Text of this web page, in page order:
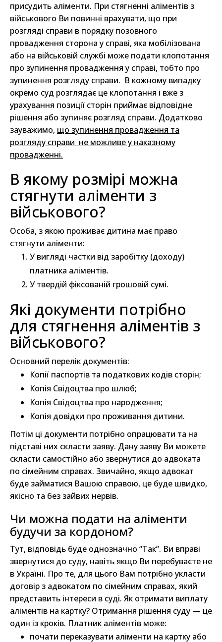
присудить аліменти. При стягненні аліментів з
військового Ви повинні врахувати, що при
розгляді справи в порядку позовного
провадження сторона у справі, яка мобілізована
або на військовій службі може подати клопотання
про зупинення провадження у справі, тобто про
зупинення розгляду справи. В кожному випадку
окремо суд розглядає це клопотання і вже з
урахування позиції сторін приймає відповідне
рішення або зупиняє розгляд справи. Додатково
зауважимо, що зупинення провадження та
розгляду справи не можливе у наказному
провадженні.
В якому розмірі можна
стягнути аліменти з
військового?
Особа, з якою проживає дитина має право
стягнути аліменти:
У вигляді частки від заробітку (доходу)
платника аліментів.
У твердій фіксованій грошовій сумі.
Які документи потрібно
для стягнення аліментів з
військового?
Основний перелік документів:
Копії паспортів та податкових кодів сторін;
Копія Свідоцтва про шлюб;
Копія Свідоцтва про народження;
Копія довідки про проживання дитини.
Потім ці документи потрібно опрацювати та на
підставі них скласти заяву. Дану заяву Ви можете
скласти самостійно або звернутися до адвоката
по сімейним справах. Звичайно, якщо адвокат
буде займатися Вашою справою, це буде швидко,
якісно та без зайвих нервів.
Чи можна подати на аліменти
будучи за кордоном?
Тут, відповідь буде однозначно “Так”. Ви вправі
звернутися до суду, навіть якщо Ви перебуваєте не
в Україні. Про те, для цього Вам потрібно укласти
договір з адвокатом по сімейним справах, який
представить інтереси в суді. Як отримати виплату
аліментів на картку? Отримання рішення суду — це
один із кроків. Платник аліментів може:
почати переказувати аліменти на картку або